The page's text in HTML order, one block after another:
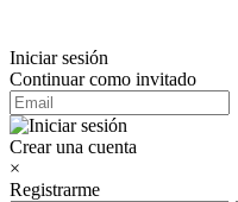
Iniciar sesión
Continuar como invitado
Crear una cuenta
×
Registrarme